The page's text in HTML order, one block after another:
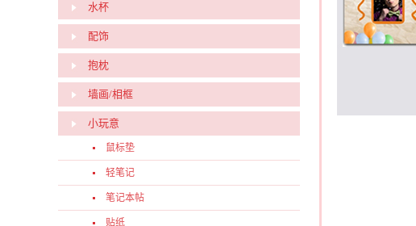
水杯
配饰
抱枕
墙画/相框
小玩意
鼠标垫
轻笔记
笔记本帖
贴纸